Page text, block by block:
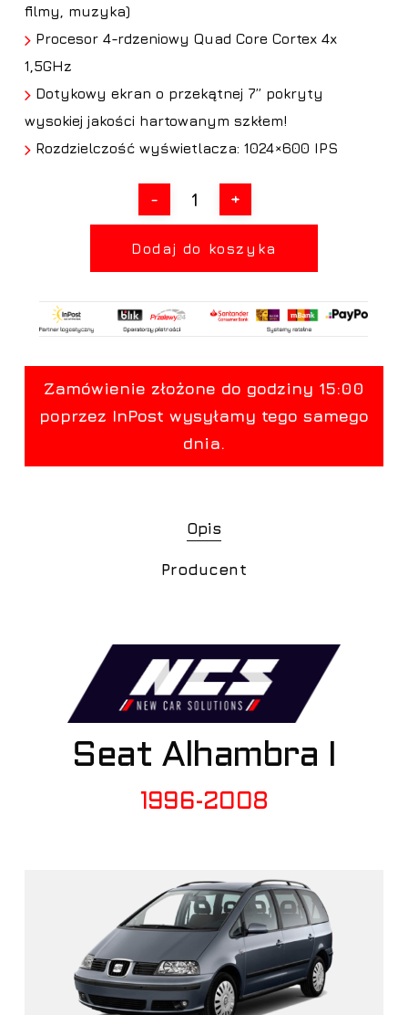
filmy, muzyka)
Procesor 4-rdzeniowy Quad Core Cortex 4x
1,5GHz
Dotykowy ekran o przekątnej 7” pokryty
wysokiej jakości hartowanym szkłem!
Rozdzielczość wyświetlacza: 1024×600 IPS
Dodaj do koszyka
Opis
Producent
Seat Alhambra I
1996-2008